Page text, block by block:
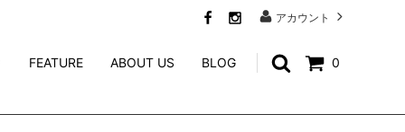
アカウント
0
FEATURE ABOUT US BLOG